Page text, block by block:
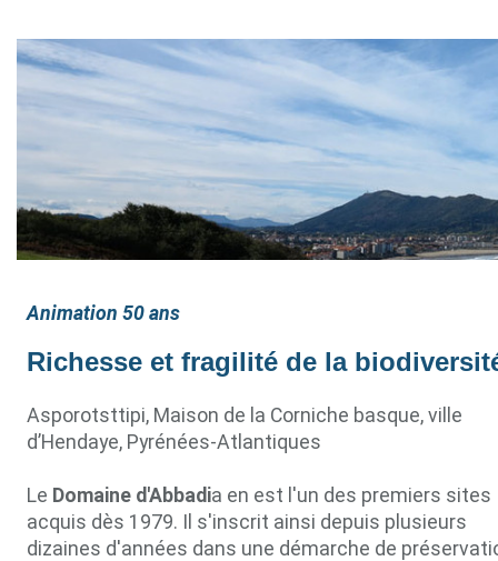
Animation 50 ans
Richesse et fragilité de la
Asporotsttipi, Maison de la Corniche basque, ville
d’Hendaye, Pyrénées-Atlantiques
Le Domaine d'Abbadia en est l'un des premiers sites
acquis dès 1979. Il s'inscrit ainsi depuis plusieurs
dizaines d'années dans une démarche de